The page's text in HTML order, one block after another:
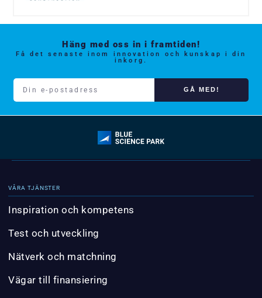
Häng med oss in i framtiden!
Få det senaste inom innovation och kunskap i din
inkorg.
GÅ MED!
VÅRA TJÄNSTER
Inspiration och kompetens
Test och utveckling
Nätverk och matchning
Vägar till finansiering